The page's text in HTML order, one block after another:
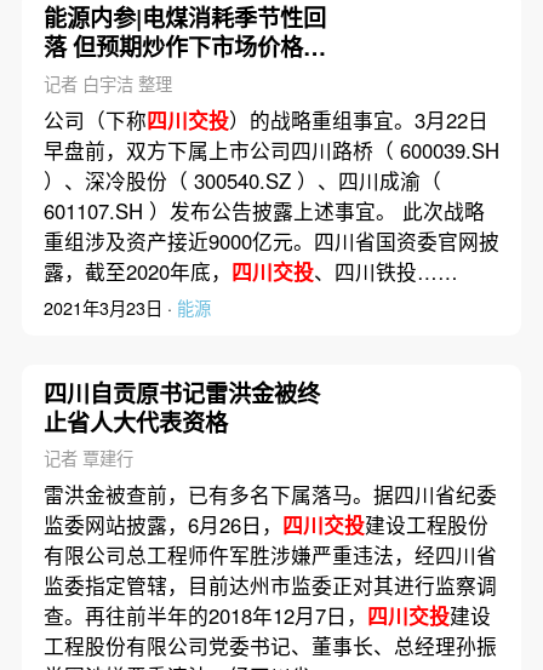
能源内参|电煤消耗季节性回
落 但预期炒作下市场价格上
涨；天然气管道运价管理办
法公开征求意见
记者 白宇洁 整理
公司（下称四川交投）的战略重组事宜。3月22日
早盘前，双方下属上市公司四川路桥（ 600039.SH
）、深冷股份（ 300540.SZ ）、四川成渝（
601107.SH ）发布公告披露上述事宜。 此次战略
重组涉及资产接近9000亿元。四川省国资委官网披
露，截至2020年底， 四川交投、四川铁投……
2021年3月23日 · 能源
四川自贡原书记雷洪金被终
止省人大代表资格
记者 覃建行
雷洪金被查前，已有多名下属落马。据四川省纪委
监委网站披露，6月26日， 四川交投建设工程股份
有限公司总工程师仵军胜涉嫌严重违法，经四川省
监委指定管辖，目前达州市监委正对其进行监察调
查。再往前半年的2018年12月7日， 四川交投建设
工程股份有限公司党委书记、董事长、总经理孙振